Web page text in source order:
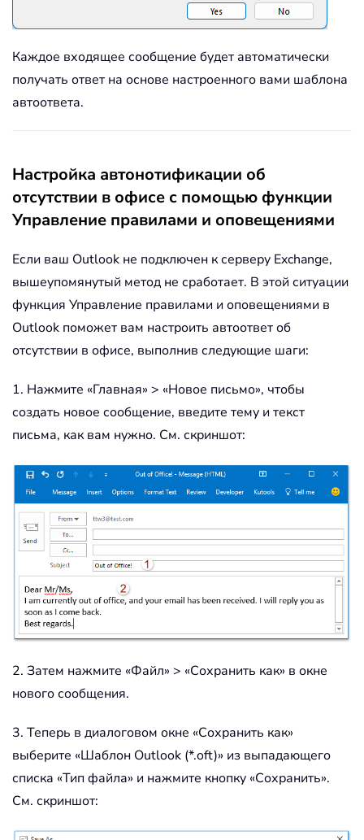
Каждое входящее сообщение будет автоматически
получать ответ на основе настроенного вами шаблона
автоответа.
Настройка автонотификации об
отсутствии в офисе с помощью функции
Управление правилами и оповещениями
Если ваш Outlook не подключен к серверу Exchange,
вышеупомянутый метод не сработает. В этой ситуации
функция Управление правилами и оповещениями в
Outlook поможет вам настроить автоответ об
отсутствии в офисе, выполнив следующие шаги:
1. Нажмите «Главная» > «Новое письмо», чтобы
создать новое сообщение, введите тему и текст
письма, как вам нужно. См. скриншот:
2. Затем нажмите «Файл» > «Сохранить как» в окне
нового сообщения.
3. Теперь в диалоговом окне «Сохранить как»
выберите «Шаблон Outlook (*.oft)» из выпадающего
списка «Тип файла» и нажмите кнопку «Сохранить».
См. скриншот: